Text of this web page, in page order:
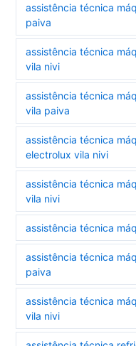
assistência técnica
paiva
assistência técnica
vila nivi
assistência técnica
vila paiva
assistência técnica
electrolux vila nivi
assistência técnica
vila nivi
assistência técnica
assistência técnica
paiva
assistência técnica
vila nivi